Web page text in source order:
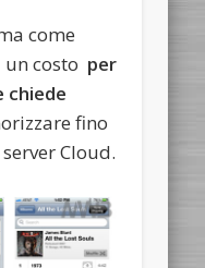
come
costo per
chiede
fino
Cloud.